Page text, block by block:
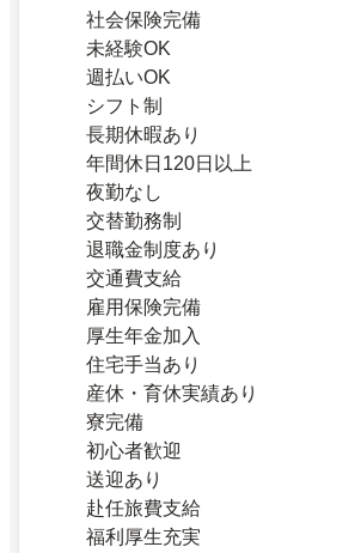
社会保険完備
未経験OK
週払いOK
シフト制
長期休暇あり
年間休日120日以上
夜勤なし
交替勤務制
退職金制度あり
交通費支給
雇用保険完備
厚生年金加入
住宅手当あり
産休・育休実績あり
寮完備
初心者歓迎
送迎あり
赴任旅費支給
福利厚生充実